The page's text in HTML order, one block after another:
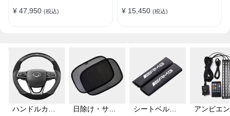
ト
¥ 47,950 (税込)
プ
¥ 15,450 (税込)
ハンドルカバ
日除け・サン
シートベルト
アンビエ